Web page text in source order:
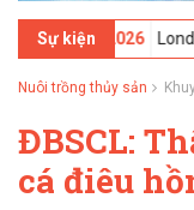
Sự kiện
02-2026 London, UK
Nuôi trồng thủy sản
ĐBSCL:
cá điêu